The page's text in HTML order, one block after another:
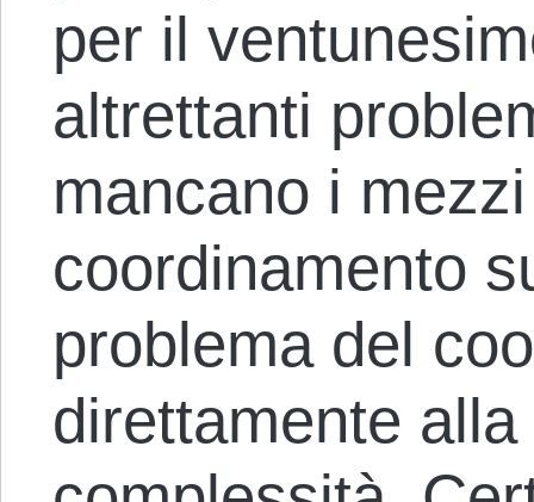
per il
altrettanti
mancano i
coordinamento
problema del
direttamente